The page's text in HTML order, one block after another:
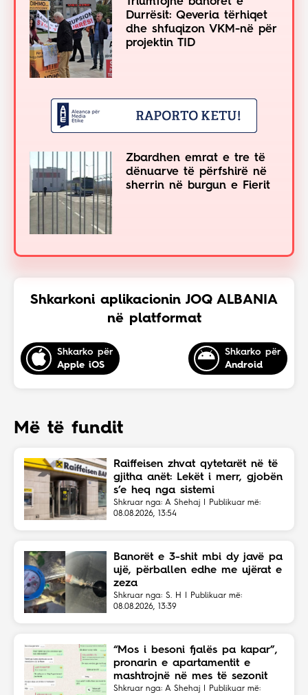
Durrësit: Qeveria tërhiqet
dhe shfuqizon VKM-në për
projektin TID
Zbardhen emrat e tre të
dënuarve të përfshirë në
sherrin në burgun e Fierit
Shkarkoni aplikacionin JOQ ALBANIA
në platformat
Shkarko për
Apple iOS
Shkarko për
Android
Më të fundit
Raiffeisen zhvat qytetarët në të
gjitha anët: Lekët i merr, gjobën
s’e heq nga sistemi
Shkruar nga: A Shehaj | Publikuar më:
08.08.2026, 13:54
Banorët e 3-shit mbi dy javë pa
ujë, përballen edhe me ujërat e
zeza
Shkruar nga: S. H | Publikuar më:
08.08.2026, 13:39
“Mos i besoni fjalës pa kapar”,
pronarin e apartamentit e
mashtrojnë në mes të sezonit
Shkruar nga: A Shehaj | Publikuar më: